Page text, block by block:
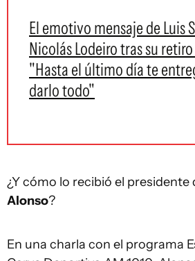
El emotivo mensaje de Luis
Nicolás Lodeiro tras su
"Hasta el último día te
darlo todo"
¿Y cómo lo recibió el presidente
Alonso?
En una charla con el programa